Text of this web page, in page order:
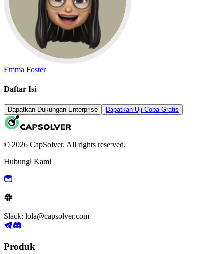
Emma Foster
Daftar Isi
Dapatkan Dukungan Enterprise Dapatkan Uji Coba Gratis
© 2026 CapSolver. All rights reserved.
Hubungi Kami
Slack: lola@capsolver.com
Produk